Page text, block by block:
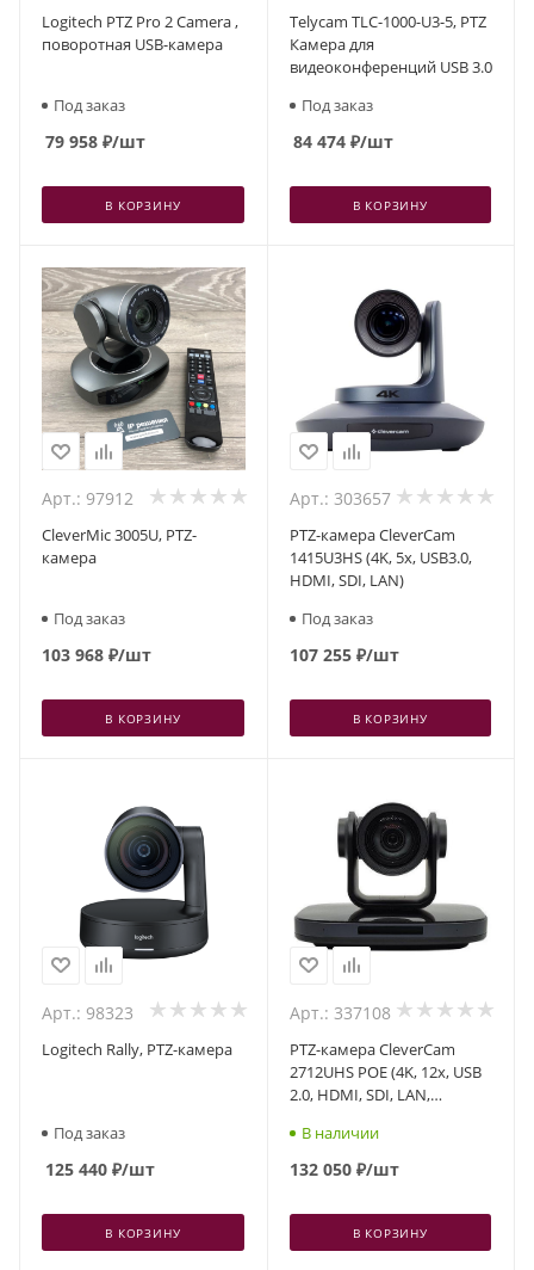
Logitech PTZ Pro 2 Camera ,
поворотная USB-камера
Под заказ
79 958 ₽/шт
В КОРЗИНУ
Telycam TLC-1000-U3-5, PTZ
Камера для
видеоконференций USB 3.0
Под заказ
84 474₽/шт
В КОРЗИНУ
Арт.: 97912
CleverMic 3005U, PTZ-
камера
Под заказ
103 968 ₽/шт
В КОРЗИНУ
Арт.: 303657
PTZ-камера CleverCam
1415U3HS (4K, 5x, USB3.0,
HDMI, SDI, LAN)
Под заказ
107 255₽/шт
В КОРЗИНУ
Арт.: 98323
Logitech Rally, PTZ-камера
Под заказ
125 440 ₽/шт
В КОРЗИНУ
Арт.: 337108
PTZ-камера CleverCam
2712UHS POE (4K, 12x, USB
2.0, HDMI, SDI, LAN,
В наличии
132 050₽/шт
В КОРЗИНУ